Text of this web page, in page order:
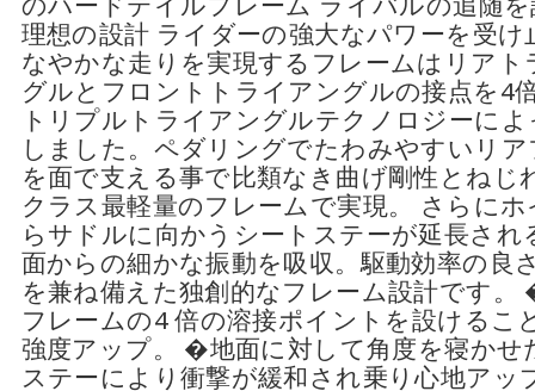
理想の設計 ライダーの強大なパワーを受け
なやかな走りを実現するフレームはリアト
グルとフロントトライアングルの接点を4
トリプルトライアングルテクノロジーに
しました。ペダリングでたわみやすいリ
を面で支える事で比類なき曲げ剛性とねじ
クラス最軽量のフレームで実現。 さらに
らサドルに向かうシートステーが延長され
面からの細かな振動を吸収。駆動効率の良
を兼ね備えた独創的なフレーム設計です。
フレームの4 倍の溶接ポイントを設けるこ
強度アップ。 �地面に対して角度を寝かせ
ステーにより衝撃が緩和され乗り心地ア